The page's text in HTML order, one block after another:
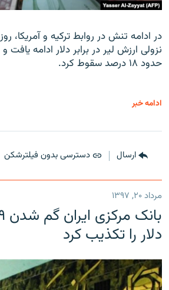
در ادامه تنش در روابط ترکیه و آمریکا،
نزولی ارزش لیر در برابر دلار ادامه
حدود ۱۸ درصد سقوط کرد.
ادامه خبر
ارسال دسترسی بدون فیلترشکن
مرداد ۲۰, ۱۳۹۷
دلار را تکذیب کرد